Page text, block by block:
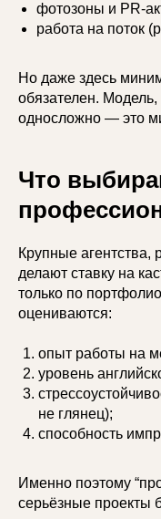
фотозоны и PR-
работа на поток
Но даже здесь
обязателен. Модель,
односложно — это
Что
Крупные
делают ставку на
только по
оцениваются:
опыт работы на
уровень
не глянец);
способность
Именно поэтому
серьёзные проекты